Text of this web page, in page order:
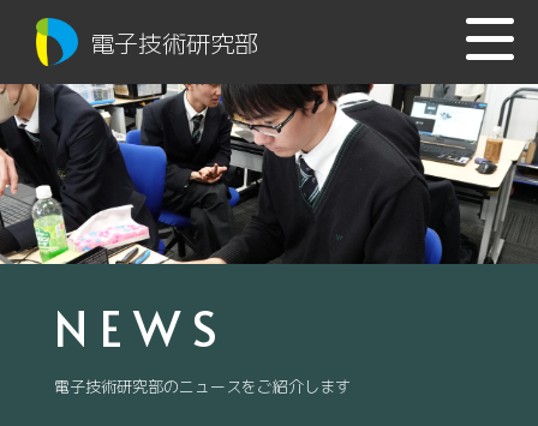
電子技術研究部
NEWS
電子技術研究部のニュースをご紹介します